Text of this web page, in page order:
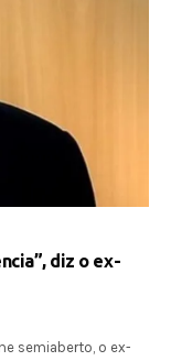
diz o ex-
semiaberto, o ex-